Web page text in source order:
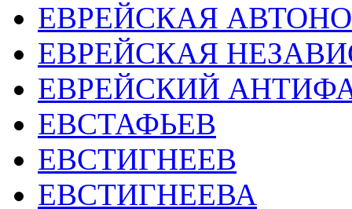
ЕВРЕЙСКАЯ
ЕВРЕЙСКАЯ
ЕВРЕЙСКИЙ
ЕВСТАФЬЕВ
ЕВСТИГНЕЕВ
ЕВСТИГНЕЕВА